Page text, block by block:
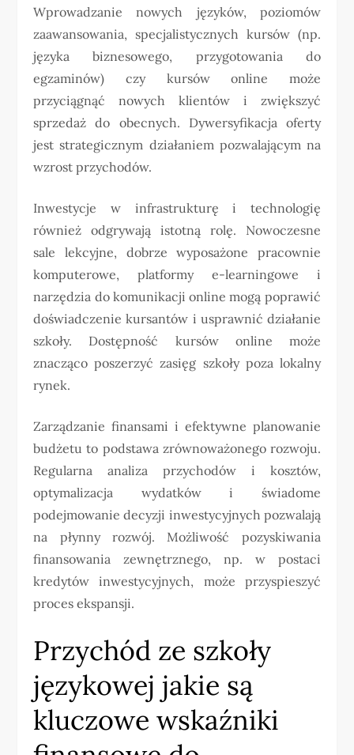
Wprowadzanie nowych języków, poziomów
zaawansowania, specjalistycznych kursów (np.
języka biznesowego, przygotowania do
egzaminów) czy kursów online może
przyciągnąć nowych klientów i zwiększyć
sprzedaż do obecnych. Dywersyfikacja oferty
jest strategicznym działaniem pozwalającym na
wzrost przychodów.
Inwestycje w infrastrukturę i technologię
również odgrywają istotną rolę. Nowoczesne
sale lekcyjne, dobrze wyposażone pracownie
komputerowe, platformy e-learningowe i
narzędzia do komunikacji online mogą poprawić
doświadczenie kursantów i usprawnić działanie
szkoły. Dostępność kursów online może
znacząco poszerzyć zasięg szkoły poza lokalny
rynek.
Zarządzanie finansami i efektywne planowanie
budżetu to podstawa zrównoważonego rozwoju.
Regularna analiza przychodów i kosztów,
optymalizacja wydatków i świadome
podejmowanie decyzji inwestycyjnych pozwalają
na płynny rozwój. Możliwość pozyskiwania
finansowania zewnętrznego, np. w postaci
kredytów inwestycyjnych, może przyspieszyć
proces ekspansji.
Przychód ze szkoły
językowej jakie są
kluczowe wskaźniki